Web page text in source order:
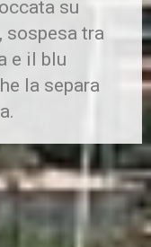
su
sospesa tra
e il blu
la separa